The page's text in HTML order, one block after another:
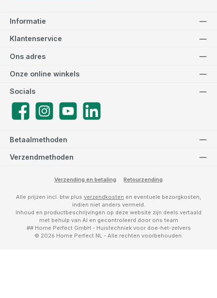
Informatie
Klantenservice
Betaalmethoden
Verzendmethoden
Ons adres
Socials
FacebookInstagramYouTube LinkedIn
Onze online winkels
Verzending en betaling Retourzending
Alle prijzen incl. btw plus verzendkosten en eventuele bezorgkosten,
indien niet anders vermeld.
Inhoud en productbeschrijvingen op deze website zijn deels vertaald
met behulp van AI en gecontroleerd door ons team
## Home Perfect GmbH - Huistechniek voor doe-het-zelvers
© 2026 Home Perfect NL - Alle rechten voorbehouden.